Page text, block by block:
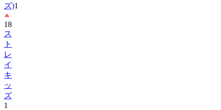
18
ス
ト
レ
イ
キ
ッ
ズ
1
19